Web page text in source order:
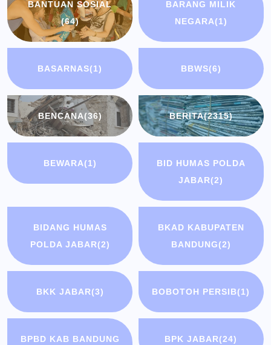
BANTUAN SOSIAL
(64)
BARANG MILIK
NEGARA(1)
BASARNAS(1) BBWS(6)
BENCANA(36) BERITA(2315)
BEWARA(1)
BID HUMAS POLDA
JABAR(2)
BIDANG HUMAS
POLDA JABAR(2)
BKAD KABUPATEN
BANDUNG(2)
BKK JABAR(3) BOBOTOH PERSIB(1)
BPBD KAB BANDUNG
BPK JABAR(24)